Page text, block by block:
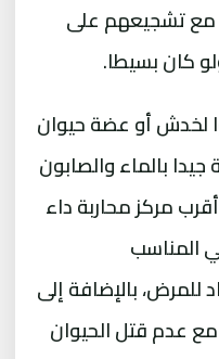
مع تشجيعهم على
كان بسيطا.
لخدش أو عضة حيوان
بالماء والصابون
أقرب مركز محاربة داء
المناسب
للمرض، بالإضافة إلى
عدم قتل الحيوان